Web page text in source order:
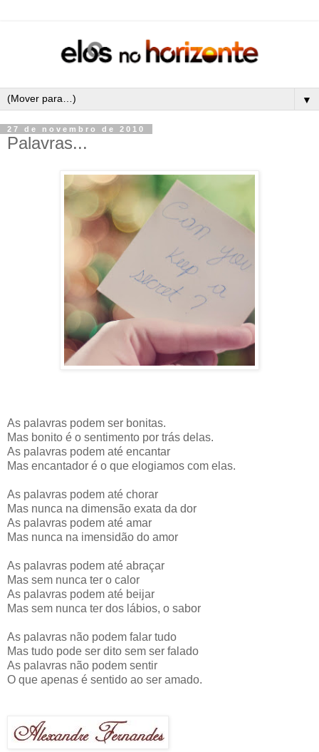
▼
27 de novembro de 2010
Palavras...
As palavras podem ser bonitas.
Mas bonito é o sentimento por trás delas.
As palavras podem até encantar
Mas encantador é o que elogiamos com elas.
As palavras podem até chorar
Mas nunca na dimensão exata da dor
As palavras podem até amar
Mas nunca na imensidão do amor
As palavras podem até abraçar
Mas sem nunca ter o calor
As palavras podem até beijar
Mas sem nunca ter dos lábios, o sabor
As palavras não podem falar tudo
Mas tudo pode ser dito sem ser falado
As palavras não podem sentir
O que apenas é sentido ao ser amado.